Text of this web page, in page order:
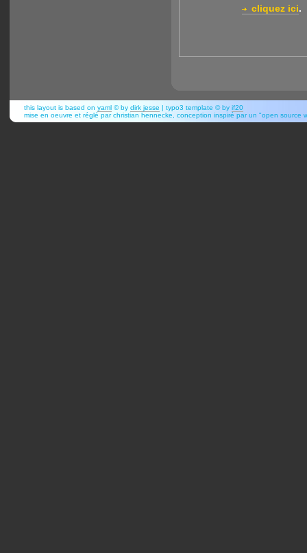
cliquez ici.
this layout is based on yaml© by dirk jesse | typo3 template © by if20
mise en oeuvre et réglé par christian hennecke, conception inspiré par un "open source